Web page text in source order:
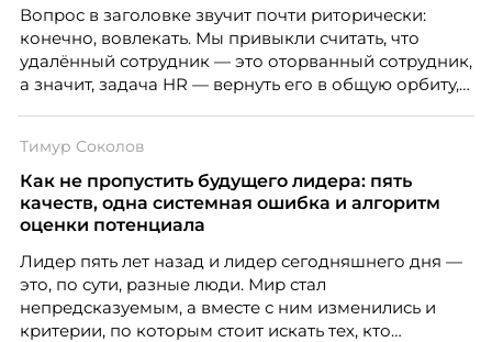
Вопрос в заголовке звучит почти риторически:
конечно, вовлекать. Мы привыкли считать, что
удалённый сотрудник — это оторванный сотрудник,
а значит, задача HR — вернуть его в общую орбиту,
вовлечения, стоит остановиться на неудобном
факте: данные говорят ровно обратное тому, что
подсказывает интуиция. Автор свежего выпуска
Марианна Симонян — HR Tech лидер, эксперт по
МИФИ, автор книги «Дао женской карьеры».
Тимур Соколов
Как не пропустить будущего лидера: пять
качеств, одна системная ошибка и алгоритм
оценки потенциала
Лидер пять лет назад и лидер сегодняшнего дня —
это, по сути, разные люди. Мир стал
непредсказуемым, а вместе с ним изменились и
критерии, по которым стоит искать тех, кто